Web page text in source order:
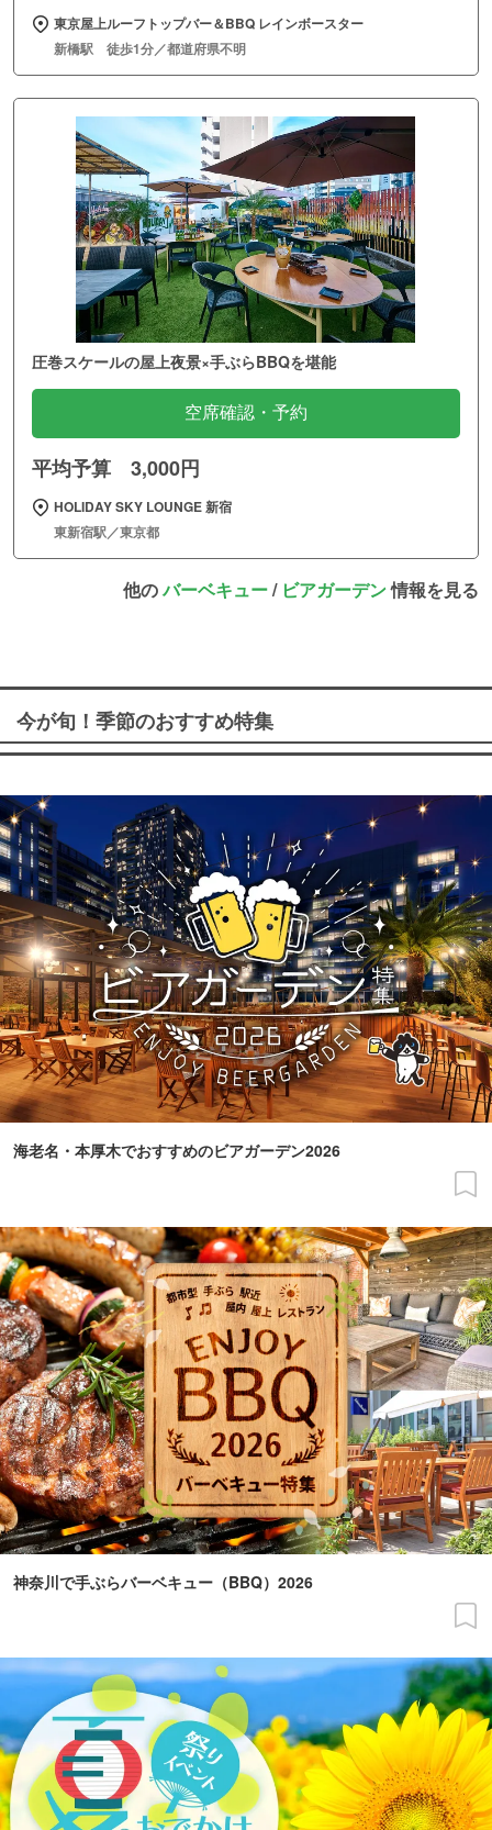
東京屋上ルーフトップバー＆BBQ レインボースター
新橋駅 徒歩1分／都道府県不明
圧巻スケールの屋上夜景×手ぶらBBQを堪能
空席確認・予約
平均予算 3,000円
HOLIDAY SKY LOUNGE 新宿
東新宿駅／東京都
他のバーベキュー/ ビアガーデン情報を見る
今が旬！季節のおすすめ特集
海老名・本厚木でおすすめのビアガーデン2026
神奈川で手ぶらバーベキュー（BBQ）2026